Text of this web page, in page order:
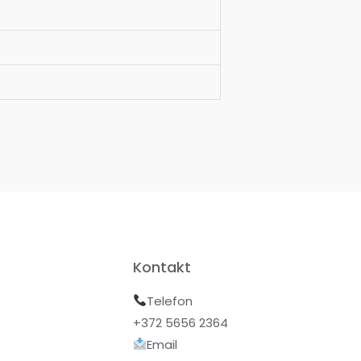
Kontakt
Telefon
+372 5656 2364
Email